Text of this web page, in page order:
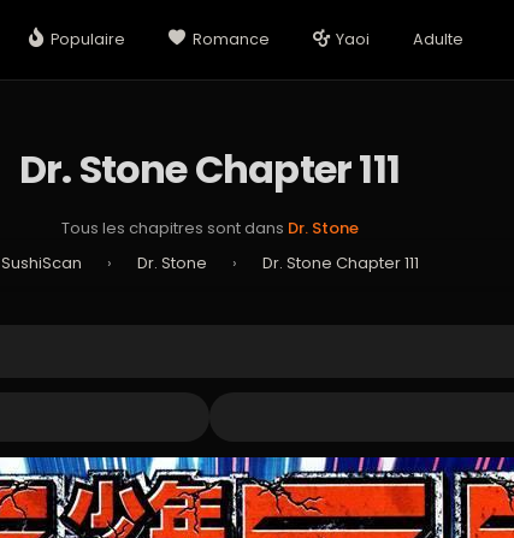
Populaire Romance Yaoi Adulte
Dr. Stone Chapter 111
Tous les chapitres sont dans Dr. Stone
SushiScan
› Dr. Stone › Dr. Stone Chapter 111